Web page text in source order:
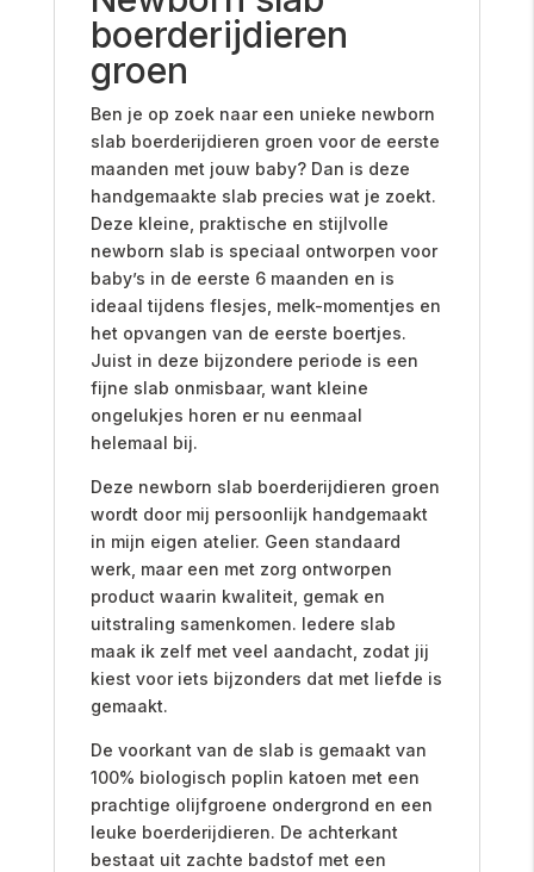
boerderijdieren
groen
Ben je op zoek naar een unieke newborn
slab boerderijdieren groen voor de eerste
maanden met jouw baby? Dan is deze
handgemaakte slab precies wat je zoekt.
Deze kleine, praktische en stijlvolle
newborn slab is speciaal ontworpen voor
baby’s in de eerste 6 maanden en is
ideaal tijdens flesjes, melk-momentjes en
het opvangen van de eerste boertjes.
Juist in deze bijzondere periode is een
fijne slab onmisbaar, want kleine
ongelukjes horen er nu eenmaal
helemaal bij.
Deze newborn slab boerderijdieren groen
wordt door mij persoonlijk handgemaakt
in mijn eigen atelier. Geen standaard
werk, maar een met zorg ontworpen
product waarin kwaliteit, gemak en
uitstraling samenkomen. Iedere slab
maak ik zelf met veel aandacht, zodat jij
kiest voor iets bijzonders dat met liefde is
gemaakt.
De voorkant van de slab is gemaakt van
100% biologisch poplin katoen met een
prachtige olijfgroene ondergrond en een
leuke boerderijdieren. De achterkant
bestaat uit zachte badstof met een